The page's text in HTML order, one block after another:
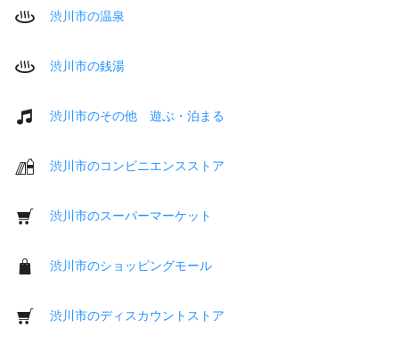
渋川市の温泉
渋川市の銭湯
渋川市のその他 遊ぶ・泊まる
渋川市のコンビニエンスストア
渋川市のスーパーマーケット
渋川市のショッピングモール
渋川市のディスカウントストア